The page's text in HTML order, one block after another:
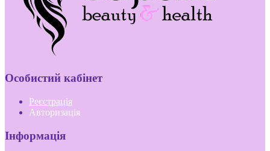
Особистий кабінет
Реєстрація
Авторизація
Інформація